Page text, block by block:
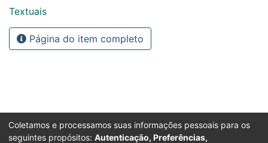
Textuais
Página do item completo
Coletamos e processamos suas informações pessoais para os
seguintes propósitos: Autenticação, Preferências,